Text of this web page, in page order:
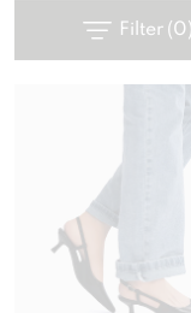
Filter (0)